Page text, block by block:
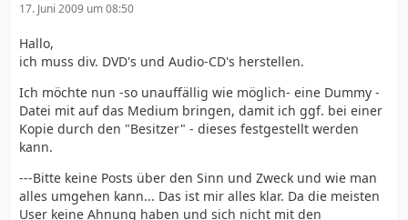
17. Juni 2009 um 08:50
Hallo,
ich muss div. DVD's und Audio-CD's herstellen.
Ich möchte nun -so unauffällig wie möglich- eine Dummy -
Datei mit auf das Medium bringen, damit ich ggf. bei einer
Kopie durch den "Besitzer" - dieses festgestellt werden
kann.
---Bitte keine Posts über den Sinn und Zweck und wie man
alles umgehen kann... Das ist mir alles klar. Da die meisten
User keine Ahnung haben und sich nicht mit den